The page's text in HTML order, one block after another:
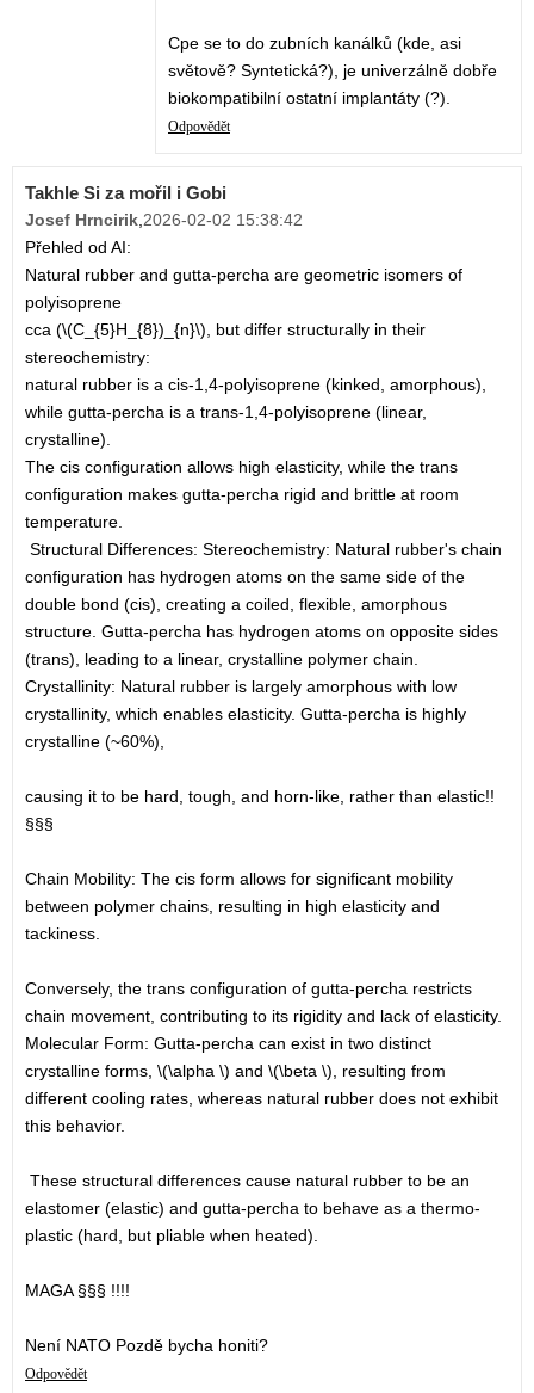
Cpe se to do zubních kanálků (kde, asi
světově? Syntetická?), je univerzálně dobře
biokompatibilní ostatní implantáty (?).
Odpovědět
Takhle Si za mořil i Gobi
Josef Hrncirik 2026-02-02 15:38:42
Přehled od AI:
Natural rubber and gutta-percha are geometric isomers of
polyisoprene
cca (\(C_{5}H_{8})_{n}\), but differ structurally in their
stereochemistry:
natural rubber is a cis-1,4-polyisoprene (kinked, amorphous),
while gutta-percha is a trans-1,4-polyisoprene (linear,
crystalline).
The cis configuration allows high elasticity, while the trans
configuration makes gutta-percha rigid and brittle at room
temperature.
Structural Differences: Stereochemistry: Natural rubber's chain
configuration has hydrogen atoms on the same side of the
double bond (cis), creating a coiled, flexible, amorphous
structure. Gutta-percha has hydrogen atoms on opposite sides
(trans), leading to a linear, crystalline polymer chain.
Crystallinity: Natural rubber is largely amorphous with low
crystallinity, which enables elasticity. Gutta-percha is highly
crystalline (~60%),
causing it to be hard, tough, and horn-like, rather than elastic!!
§§§
Chain Mobility: The cis form allows for significant mobility
between polymer chains, resulting in high elasticity and
tackiness.
Conversely, the trans configuration of gutta-percha restricts
chain movement, contributing to its rigidity and lack of elasticity.
Molecular Form: Gutta-percha can exist in two distinct
crystalline forms, \(\alpha \) and \(\beta \), resulting from
different cooling rates, whereas natural rubber does not exhibit
this behavior.
These structural differences cause natural rubber to be an
elastomer (elastic) and gutta-percha to behave as a thermo-
plastic (hard, but pliable when heated).
MAGA §§§ !!!!
Není NATO Pozdě bycha honiti?
Odpovědět